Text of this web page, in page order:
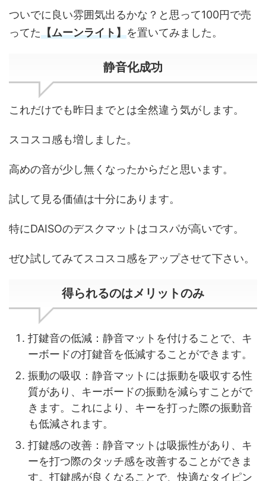
ついでに良い雰囲気出るかな？と思って100円で売
ってた【ムーンライト】を置いてみました。
静音化成功
これだけでも昨日までとは全然違う気がします。
スコスコ感も増しました。
高めの音が少し無くなったからだと思います。
試して見る価値は十分にあります。
特にDAISOのデスクマットはコスパが高いです。
ぜひ試してみてスコスコ感をアップさせて下さい。
得られるのはメリットのみ
打鍵音の低減：静音マットを付けることで、キ
ーボードの打鍵音を低減することができます。
振動の吸収：静音マットには振動を吸収する性
質があり、キーボードの振動を減らすことがで
きます。これにより、キーを打った際の振動音
も低減されます。
打鍵感の改善：静音マットは吸振性があり、キ
ーを打つ際のタッチ感を改善することができま
す。打鍵感が良くなることで、快適なタイピン